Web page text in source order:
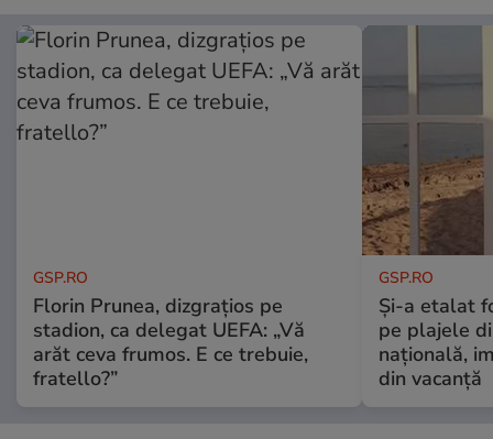
GSP.RO
Florin Prunea, dizgrațios pe
stadion, ca delegat UEFA: „Vă
arăt ceva frumos. E ce trebuie,
fratello?”
GSP.RO
Și-a etalat
pe plajele
națională,
din vacanță